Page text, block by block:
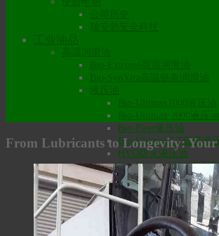
Bio-Fleet液压油
Bio-Ultimax LT低温液
HVO防火液压油
Bio-Ultimax1500绝缘
Bio-SynXtra传动液压油
食品级润滑油
食品级齿轮油
食品级液压油
食品级通用润滑油
From Lubricants to Longevity: